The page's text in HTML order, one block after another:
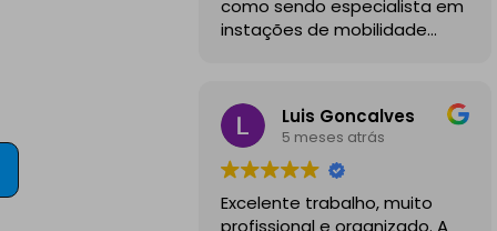
como sendo especialista em
instações de mobilidade
profissionais, comunicativos e
disponiveis para todas as
minhas dúvidas.
A instalação de tomada
reforçada em garagem
Luis Goncalves
5 meses atrás
Excelente trabalho, muito
profissional e organizado. A